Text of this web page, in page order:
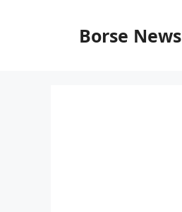
Borse News